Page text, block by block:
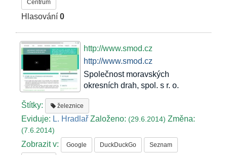
Centrum
Hlasování0
http://www.smod.cz
http://www.smod.cz
Společnost moravských
okresních drah, spol. s r. o.
Štítky: železnice
Eviduje: L. Hradlař Založeno:(29.6.2014)Změna:
(7.6.2014)
Zobrazit v: Google DuckDuckGo Seznam